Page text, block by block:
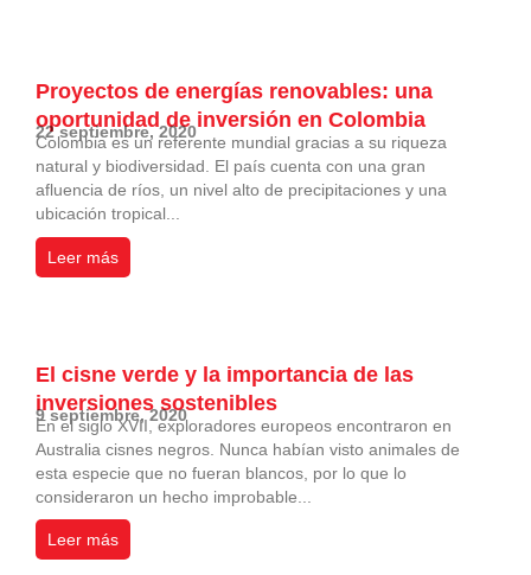
Proyectos de energías renovables: una
oportunidad de inversión en Colombia
22 septiembre, 2020
Colombia es un referente mundial gracias a su riqueza
natural y biodiversidad. El país cuenta con una gran
afluencia de ríos, un nivel alto de precipitaciones y una
ubicación tropical...
Leer más
El cisne verde y la importancia de las
inversiones sostenibles
9 septiembre, 2020
En el siglo XVII, exploradores europeos encontraron en
Australia cisnes negros. Nunca habían visto animales de
esta especie que no fueran blancos, por lo que lo
consideraron un hecho improbable...
Leer más